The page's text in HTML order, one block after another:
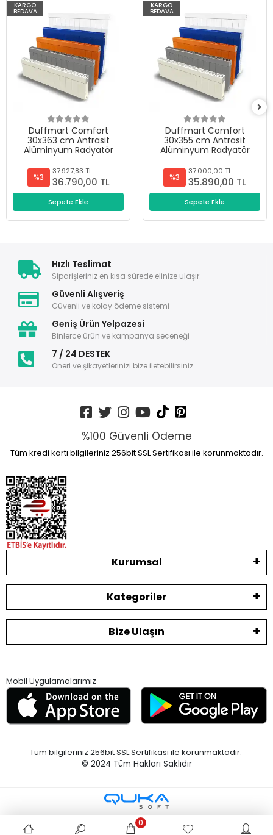
KARGO
BEDAVA
Duffmart Comfort
30x363 cm Antrasit
Alüminyum Radyatör
%3
37.927,83 TL
36.790,00 TL
Sepete Ekle
KARGO
BEDAVA
Duffmart Comfort
30x355 cm Antrasit
Alüminyum Radyatör
%3
37.000,00 TL
35.890,00 TL
Sepete Ekle
Hızlı Teslimat
Siparişleriniz en kısa sürede elinize ulaşır.
Güvenli Alışveriş
Güvenli ve kolay ödeme sistemi
Geniş Ürün Yelpazesi
Binlerce ürün ve kampanya seçeneği
7 / 24 DESTEK
Öneri ve şikayetlerinizi bize iletebilirsiniz.
%100 Güvenli Ödeme
Tüm kredi kartı bilgileriniz 256bit SSL Sertifikası ile korunmaktadır.
Kurumsal
Kategoriler
Bize Ulaşın
Mobil Uygulamalarımız
Tüm bilgileriniz 256bit SSL Sertifikası ile korunmaktadır.
© 2024 Tüm Hakları Saklıdır
0